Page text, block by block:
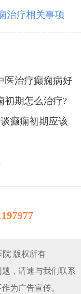
治疗相关事项
医治疗癫痫病好
初期怎么治疗?
癫痫初期应该
院 版权所有
，请速与我们联系
为广告宣传。